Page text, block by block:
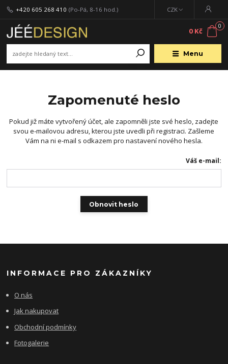
Menu
CZK
+420 605 268 410 (Po-Pá, 8-16 hod.)
0
0 Kč
Zapomenuté heslo
Pokud již máte vytvořený účet, ale zapomněli jste své heslo, zadejte
svou e-mailovou adresu, kterou jste uvedli při registraci. Zašleme
Vám na ni e-mail s odkazem pro nastavení nového hesla.
Váš e-mail:
Obnovit heslo
INFORMACE PRO ZÁKAZNÍKY
O nás
Jak nakupovat
Obchodní podmínky
Fotogalerie